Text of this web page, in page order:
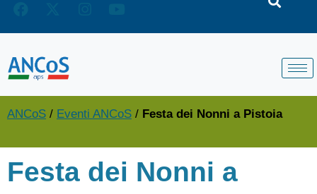
ANCoS / Eventi ANCoS / Festa dei Nonni a Pistoia
Festa dei Nonni a